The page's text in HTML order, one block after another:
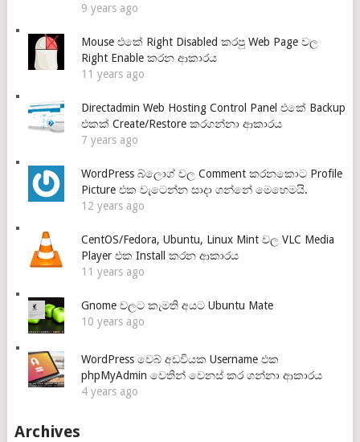
9 years ago
Mouse එකේ Right Disabled කරපු Web Page වල
Right Enable කරන ආකාරය
11 years ago
Directadmin Web Hosting Control Panel එකේ Backup
එකක් Create/Restore කරගන්නා ආකාරය
7 years ago
WordPress බ්ලොග් වල Comment කරනකොට Profile
Picture එක වැටෙන්න සාදා ගන්නේ මෙහෙමයි.
12 years ago
CentOS/Fedora, Ubuntu, Linux Mint වල VLC Media
Player එක Install කරන ආකාරය
11 years ago
Gnome වලට කැමති අයට Ubuntu Mate
10 years ago
WordPress වෙබ් අඩවියක Username එක
phpMyAdmin වෙතින් වෙනස් කර ගන්නා ආකාරය
4 years ago
Archives